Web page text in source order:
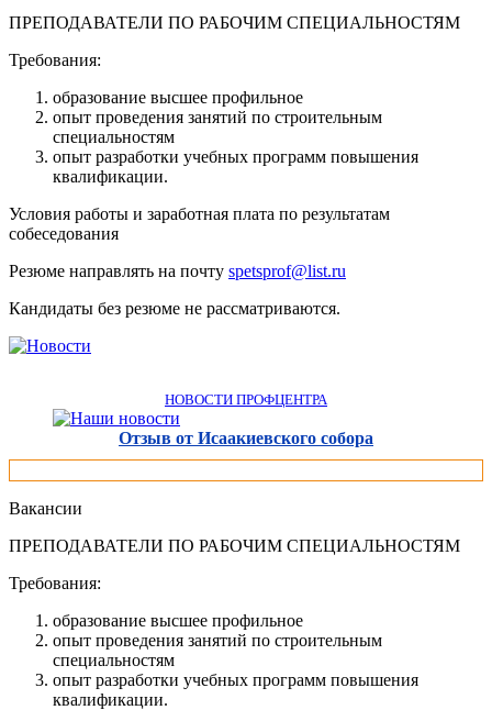
ПРЕПОДАВАТЕЛИ ПО РАБОЧИМ СПЕЦИАЛЬНОСТЯМ
Требования:
образование высшее профильное
опыт проведения занятий по строительным
специальностям
опыт разработки учебных программ повышения
квалификации.
Условия работы и заработная плата по результатам
собеседования
Резюме направлять на почту spetsprof@list.ru
Кандидаты без резюме не рассматриваются.
НОВОСТИ ПРОФЦЕНТРА
Отзыв от Исаакиевского собора
Вакансии
ПРЕПОДАВАТЕЛИ ПО РАБОЧИМ СПЕЦИАЛЬНОСТЯМ
Требования:
образование высшее профильное
опыт проведения занятий по строительным
специальностям
опыт разработки учебных программ повышения
квалификации.